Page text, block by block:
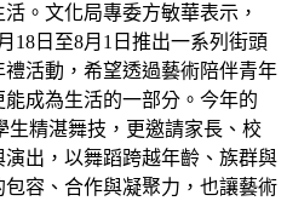
。文化局專委方敏華表示，
18日至8月1日推出一系列街頭
活動，希望透過藝術陪伴青年
成為生活的一部分。今年的
生精湛舞技，更邀請家長、校
出，以舞蹈跨越年齡、族群與
容、合作與凝聚力，也讓藝術